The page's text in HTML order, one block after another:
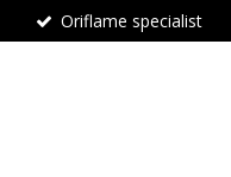
Oriflame specialist